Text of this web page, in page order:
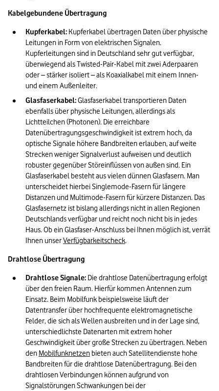
Kabelgebundene Übertragung
Kupferkabel: Kupferkabel übertragen Daten über physische
Leitungen in Form von elektrischen Signalen.
Kupferleitungen sind in Deutschland sehr gut verfügbar,
überwiegend als Twisted-Pair-Kabel mit zwei Aderpaaren
oder – stärker isoliert – als Koaxialkabel mit einem Innen-
und einem Außenleiter.
Glasfaserkabel: Glasfaserkabel transportieren Daten
ebenfalls über physische Leitungen, allerdings als
Lichtteilchen (Photonen). Die erreichbare
Datenübertragungsgeschwindigkeit ist extrem hoch, da
optische Signale höhere Bandbreiten erlauben, auf weite
Strecken weniger Signalverlust aufweisen und deutlich
robuster gegenüber Störeinflüssen von außen sind. Ein
Glasfaserkabel besteht aus vielen dünnen Glasfasern. Man
unterscheidet hierbei Singlemode-Fasern für längere
Distanzen und Multimode-Fasern für kürzere Distanzen. Das
Glasfasernetz ist bislang allerdings nicht in allen Regionen
Deutschlands verfügbar und reicht noch nicht bis in jedes
Haus. Ob ein Glasfaser-Anschluss bei Ihnen möglich ist, verrät
Ihnen unser Verfügbarkeitscheck.
Drahtlose Übertragung
Drahtlose Signale: Die drahtlose Datenübertragung erfolgt
über den freien Raum. Hierfür kommen Antennen zum
Einsatz. Beim Mobilfunk beispielsweise läuft der
Datentransfer über hochfrequente elektromagnetische
Felder, die sich als Wellen ausbreiten und in der Lage sind,
unterschiedlichste Datenarten mit extrem hoher
Geschwindigkeit über große Strecken zu übertragen. Neben
den Mobilfunknetzen bieten auch Satellitendienste hohe
Bandbreiten für die drahtlose Datenübertragung. Bei den
drahtlosen Verbindungen können aufgrund von
Signalstörungen Schwankungen bei der